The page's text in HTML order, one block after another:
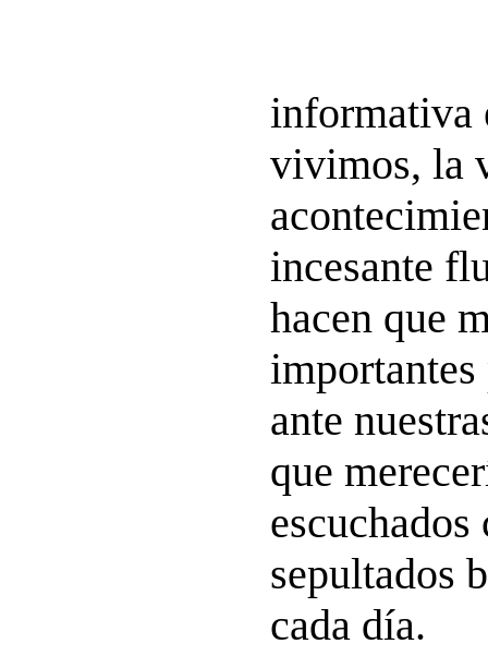
informativa
vivimos, la
incesante
hacen que
importantes
ante
que
sepultados
cada día.